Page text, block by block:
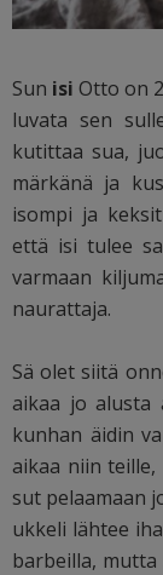
Sun isi Otto on
luvata sen
kutittaa sua,
märkänä ja
isompi ja
että isi tulee
varmaan
naurattaja.
Sä olet siitä
aikaa jo alusta
kunhan äidin
aikaa niin
sut pelaamaan
ukkeli lähtee
barbeilla,